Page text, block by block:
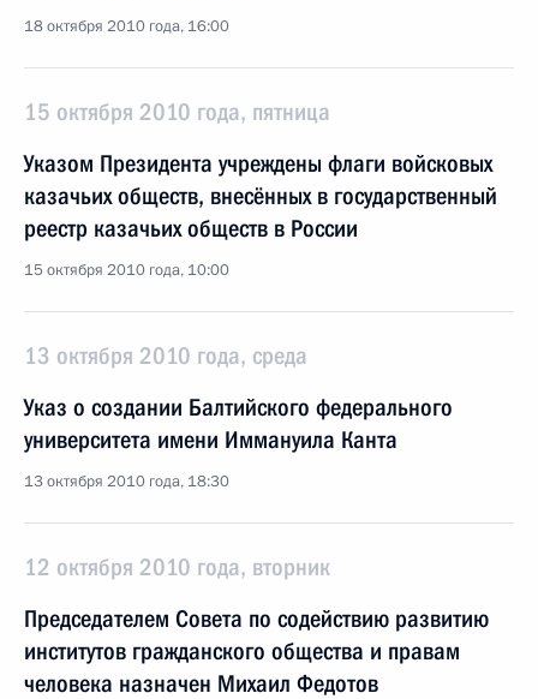
18 октября 2010 года, 16:00
15 октября 2010 года, пятница
Указом Президента учреждены флаги войсковых
казачьих обществ, внесённых в государственный
реестр казачьих обществ в России
15 октября 2010 года, 10:00
13 октября 2010 года, среда
Указ о создании Балтийского федерального
университета имени Иммануила Канта
13 октября 2010 года, 18:30
12 октября 2010 года, вторник
Председателем Совета по содействию развитию
институтов гражданского общества и правам
человека назначен Михаил Федотов